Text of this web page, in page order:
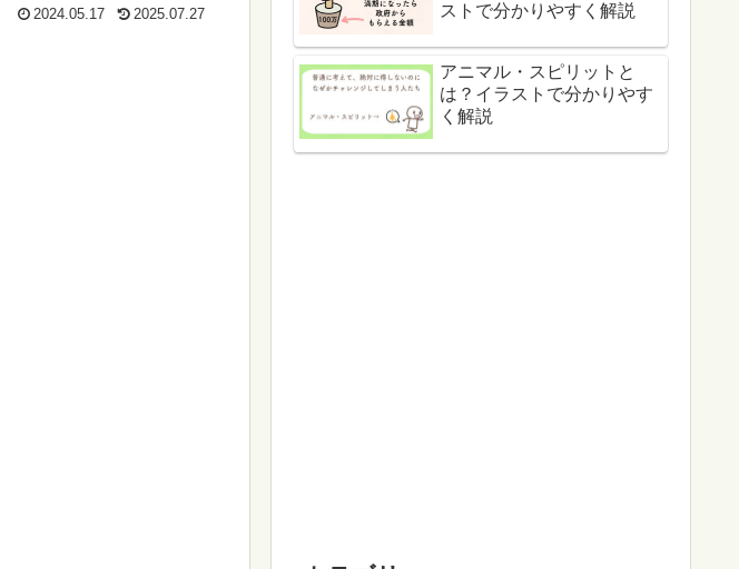
2024.05.17 2025.07.27
ストで分かりやすく解説
アニマル・スピリットと
は？イラストで分かりやす
く解説